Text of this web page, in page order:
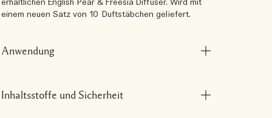
erhältlichen English Pear & Freesia Diffuser. Wird mit
einem neuen Satz von 10 Duftstäbchen geliefert.
Anwendung
Inhaltsstoffe und Sicherheit